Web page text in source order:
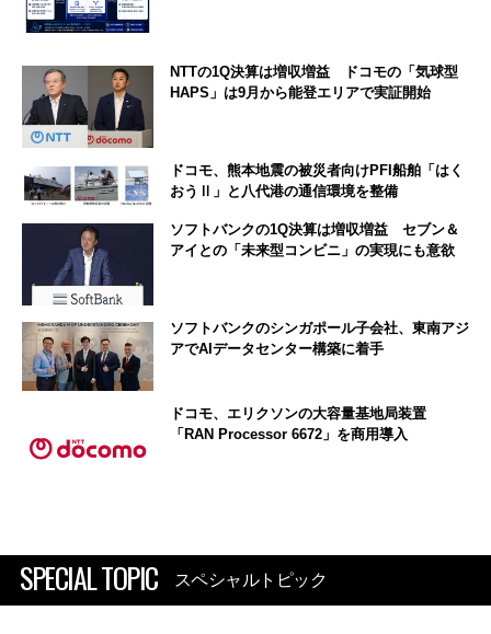
NTTの1Q決算は増収増益 ドコモの「気球型
HAPS」は9月から能登エリアで実証開始
ドコモ、熊本地震の被災者向けPFI船舶「はく
おうⅡ」と八代港の通信環境を整備
ソフトバンクの1Q決算は増収増益 セブン＆
アイとの「未来型コンビニ」の実現にも意欲
ソフトバンクのシンガポール子会社、東南アジ
アでAIデータセンター構築に着手
ドコモ、エリクソンの大容量基地局装置
「RAN Processor 6672」を商用導入
SPECIAL TOPIC スペシャルトピック